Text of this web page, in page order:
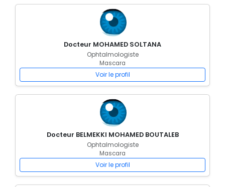
Docteur MOHAMED SOLTANA
Ophtalmologiste
Mascara
Voir le profil
Docteur BELMEKKI MOHAMED BOUTALEB
Ophtalmologiste
Mascara
Voir le profil